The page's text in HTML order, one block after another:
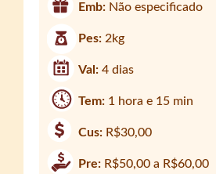
Emb: Não especificado
Pes: 2kg
Val:4 dias
Tem: 1 hora e 15 min
Cus: R$30,00
Pre: R$50,00 a R$60,00